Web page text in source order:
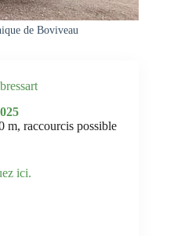
de Boviveau
m, raccourcis possible
ici.